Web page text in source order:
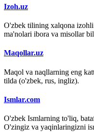
Izoh.uz
O'zbek tilining xalqona
ma'nolari ibora va misollar
Maqollar.uz
Maqol va naqllarning eng
tilda (o'zbek, rus, ingliz).
Ismlar.com
O'zbek Ismlarning to'liq,
O'zingiz va yaqinlaringizni